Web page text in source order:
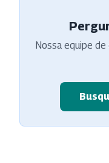
Nossa equipe